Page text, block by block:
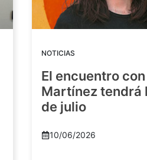
NOTICIAS
El encuentro
Martínez tendrá
de julio
10/06/2026